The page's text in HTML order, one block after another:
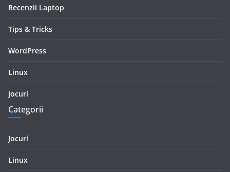
Recenzii Laptop
Tips & Tricks
WordPress
Linux
Jocuri
Categorii
Jocuri
Linux